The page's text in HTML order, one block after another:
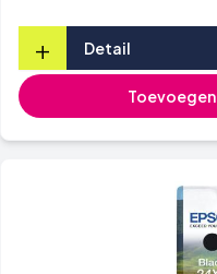
+ Detail
Toevoegen